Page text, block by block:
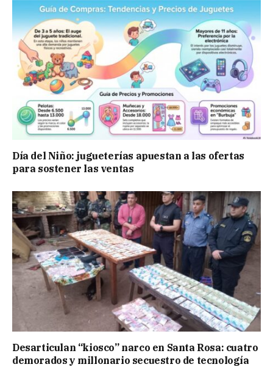
Día del Niño: jugueterías apuestan a las ofertas
para sostener las ventas
Desarticulan “kiosco” narco en Santa Rosa: cuatro
demorados y millonario secuestro de tecnología